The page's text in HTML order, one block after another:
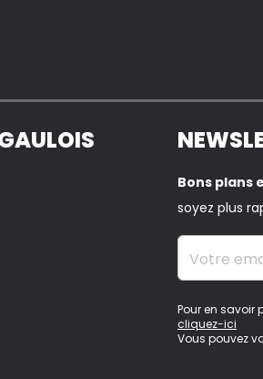
Bons plans
soyez plus
Votre
Pour en savoir
cliquez-ici
Vous pouvez